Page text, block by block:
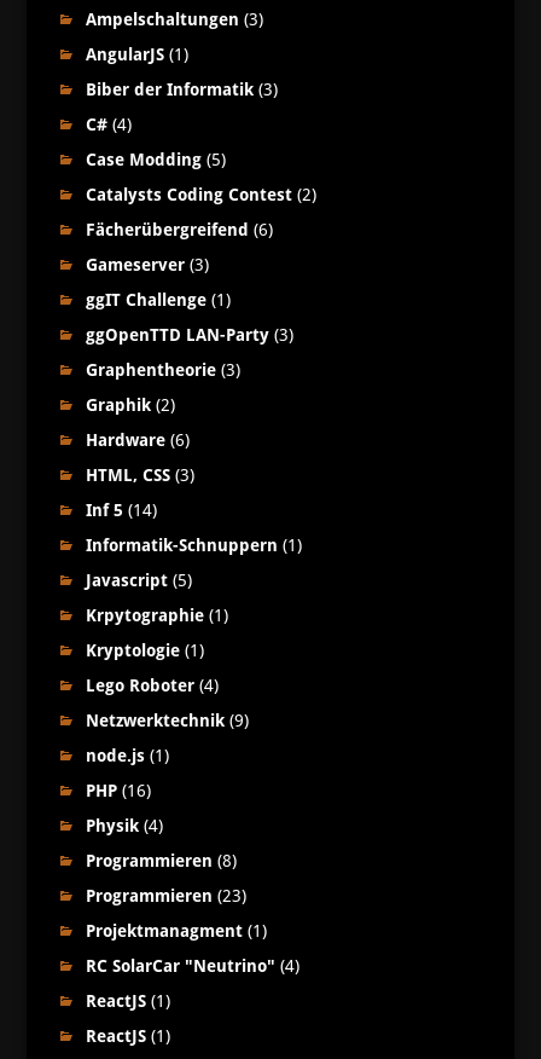
Ampelschaltungen (3)
AngularJS(1)
Biber der Informatik(3)
C#(4)
Case Modding(5)
Catalysts Coding Contest(2)
Fächerübergreifend (6)
Gameserver(3)
ggIT Challenge(1)
ggOpenTTD LAN-Party(3)
Graphentheorie(3)
Graphik(2)
Hardware(6)
HTML, CSS(3)
Inf 5 (14)
Informatik-Schnuppern (1)
Javascript(5)
Krpytographie(1)
Kryptologie(1)
Lego Roboter(4)
Netzwerktechnik(9)
node.js(1)
PHP(16)
Physik(4)
Programmieren (8)
Programmieren (23)
Projektmanagment(1)
RC SolarCar "Neutrino" (4)
ReactJS(1)
ReactJS(1)